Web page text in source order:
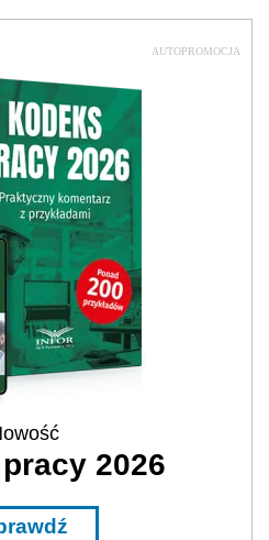
AUTOPROMOCJA
2026